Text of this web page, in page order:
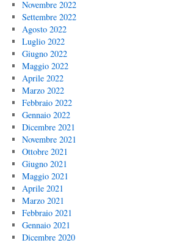
Novembre 2022
Settembre 2022
Agosto 2022
Luglio 2022
Giugno 2022
Maggio 2022
Aprile 2022
Marzo 2022
Febbraio 2022
Gennaio 2022
Dicembre 2021
Novembre 2021
Ottobre 2021
Giugno 2021
Maggio 2021
Aprile 2021
Marzo 2021
Febbraio 2021
Gennaio 2021
Dicembre 2020